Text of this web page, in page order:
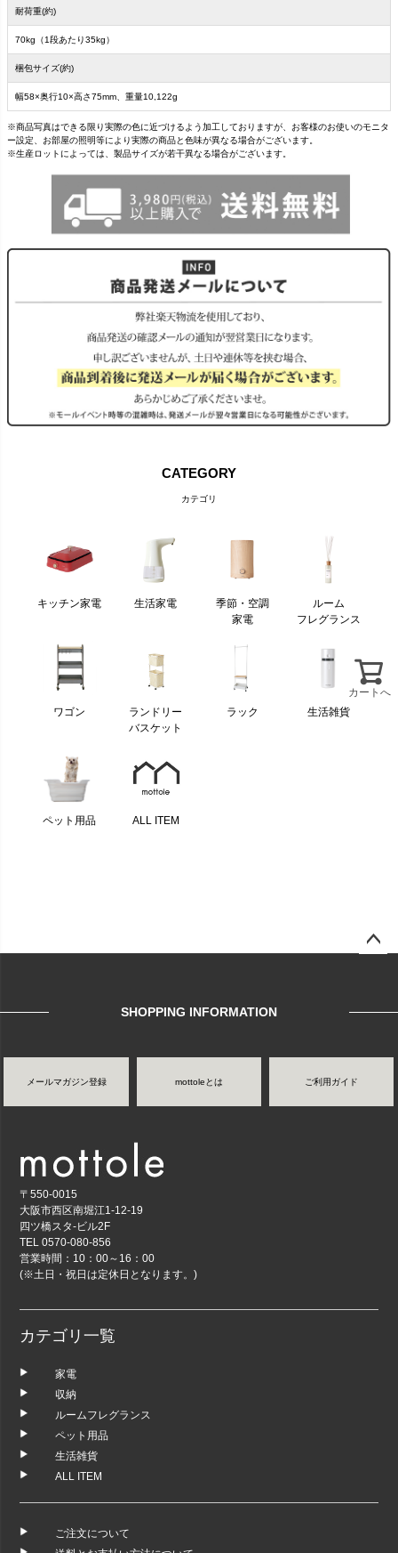
カートへ
耐荷重(約)
70kg（1段あたり35kg）
梱包サイズ(約)
幅58×奥行10×高さ75mm、重量10,122g
※商品写真はできる限り実際の色に近づけるよう加工しておりますが、お客様のお使いのモニタ
ー設定、お部屋の照明等により実際の商品と色味が異なる場合がございます。
※生産ロットによっては、製品サイズが若干異なる場合がございます。
CATEGORY
カテゴリ
キッチン家電 生活家電
季節・空調
家電
ルーム
フレグランス
ワゴン
ランドリー
バスケット
ラック 生活雑貨
ペット用品 ALL ITEM
SHOPPING INFORMATION
メールマガジン登録 mottoleとは ご利用ガイド
〒550-0015
大阪市西区南堀江1-12-19
四ツ橋スタ-ビル2F
TEL 0570-080-856
営業時間：10：00～16：00
(※土日・祝日は定休日となります。)
カテゴリ一覧
家電
収納
ルームフレグランス
ペット用品
生活雑貨
ALL ITEM
ご注文について